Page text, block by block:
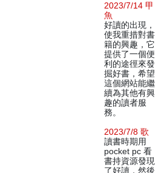
2023/7/14 甲
魚
好讀的出現，
使我重措對書
籍的興趣，它
提供了一個便
利的途徑來發
掘好書，希望
這個網站能繼
續為其他有興
趣的讀者服
務。
2023/7/8 歌
讀書時期用
pocket pc 看
書持資源發現
了好讀，然後